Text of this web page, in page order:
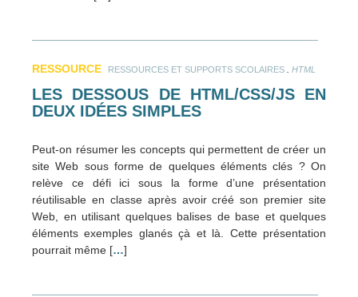
RESSOURCE RESSOURCES ET SUPPORTS SCOLAIRES HTML
LES DESSOUS DE HTML/CSS/JS EN
DEUX IDÉES SIMPLES
Peut-on résumer les concepts qui permettent de créer un
site Web sous forme de quelques éléments clés ? On
relève ce défi ici sous la forme d’une présentation
réutilisable en classe après avoir créé son premier site
Web, en utilisant quelques balises de base et quelques
éléments exemples glanés çà et là. Cette présentation
pourrait même […]